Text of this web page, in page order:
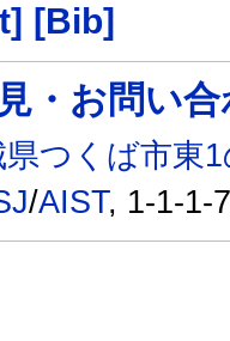
[Bib]
・お問い
県つくば市東
/AIST, 1-1-1-